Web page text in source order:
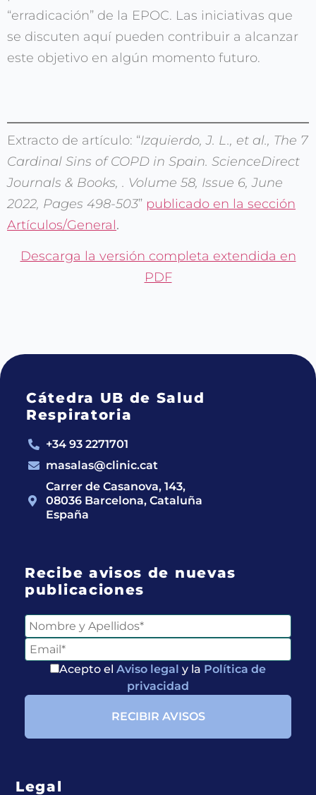
“erradicación” de la EPOC. Las iniciativas que
se discuten aquí pueden contribuir a alcanzar
este objetivo en algún momento futuro.
Extracto de artículo: “Izquierdo, J. L., et al., The 7
Cardinal Sins of COPD in Spain. ScienceDirect
Journals & Books, . Volume 58, Issue 6, June
2022, Pages 498-503” publicado en la sección
Artículos/General.
Descarga la versión completa extendida en
PDF
Cátedra UB de Salud
Respiratoria
+34 93 2271701
masalas@clinic.cat
Carrer de Casanova, 143,
08036 Barcelona, Cataluña
España
Recibe avisos de nuevas
publicaciones
Acepto el Aviso legal y la Política de
privacidad
Legal